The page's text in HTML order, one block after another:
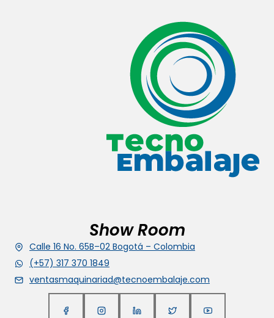
Show Room
Calle 16 No. 65B–02 Bogotá – Colombia
(+57) 317 370 1849
ventasmaquinariad@tecnoembalaje.com